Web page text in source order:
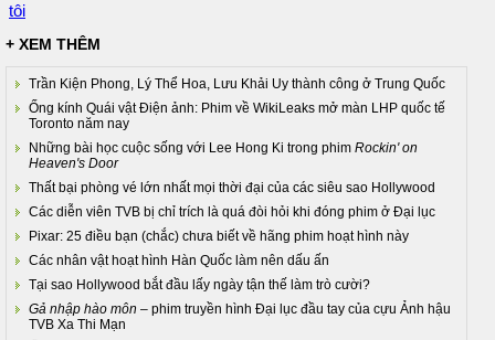
tôi
+ XEM THÊM
Trần Kiện Phong, Lý Thể Hoa, Lưu Khải Uy thành công ở Trung Quốc
Ống kính Quái vật Điện ảnh: Phim về WikiLeaks mở màn LHP quốc tế
Toronto năm nay
Những bài học cuộc sống với Lee Hong Ki trong phim Rockin' on
Heaven's Door
Thất bại phòng vé lớn nhất mọi thời đại của các siêu sao Hollywood
Các diễn viên TVB bị chỉ trích là quá đòi hỏi khi đóng phim ở Đại lục
Pixar: 25 điều bạn (chắc) chưa biết về hãng phim hoạt hình này
Các nhân vật hoạt hình Hàn Quốc làm nên dấu ấn
Tại sao Hollywood bắt đầu lấy ngày tận thế làm trò cười?
Gả nhập hào môn – phim truyền hình Đại lục đầu tay của cựu Ảnh hậu
TVB Xa Thi Mạn